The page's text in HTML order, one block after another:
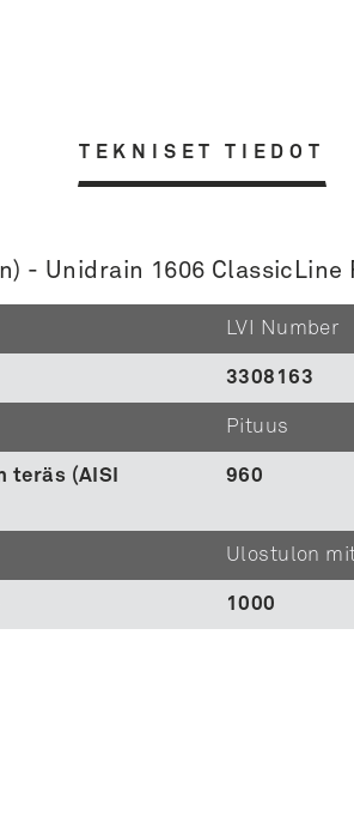
TEKNISET TIEDOT
- Unidrain 1606 ClassicLine
LVI Number
3308163
teräs (AISI
Pituus
960
Ulostulon
1000